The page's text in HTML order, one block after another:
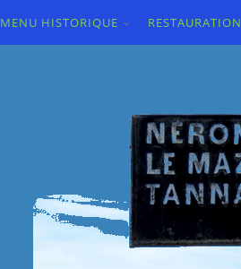
MENU HISTORIQUE RESTAURATION